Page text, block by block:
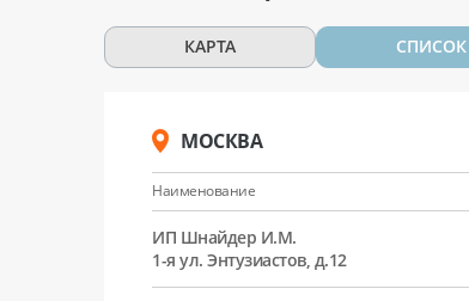
КАРТА СПИСОК
МОСКВА
Наименование
ИП Шнайдер И.М.
1-я ул. Энтузиастов, д.12